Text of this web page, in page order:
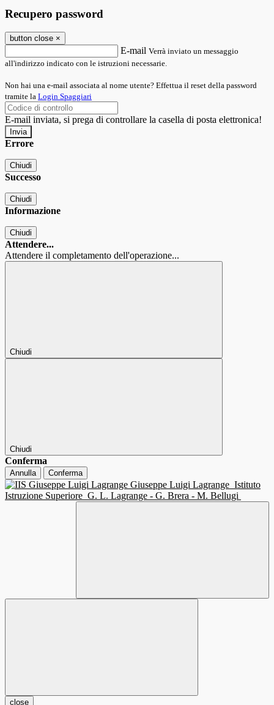
Recupero password
button close ×
E-mail Verrà inviato un messaggio
all'indirizzo indicato con le istruzioni necessarie.
Non hai una e-mail associata al nome utente? Effettua il reset della password
tramite la Login Spaggiari
E-mail inviata, si prega di controllare la casella di posta elettronica!
Errore
Chiudi
Successo
Chiudi
Informazione
Chiudi
Attendere...
Attendere il completamento dell'operazione...
Chiudi
Chiudi
Conferma
Annulla Conferma
Giuseppe Luigi Lagrange Istituto
Istruzione Superiore G. L. Lagrange - G. Brera - M. Bellugi
close